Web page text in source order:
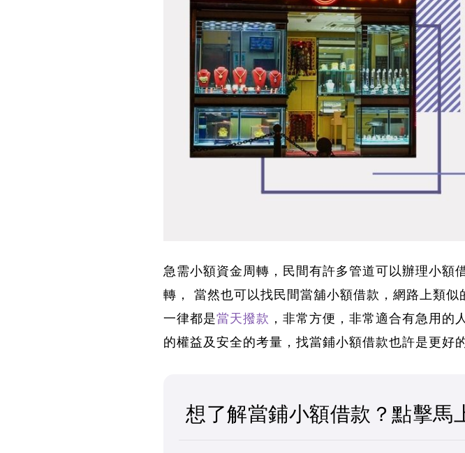
急需小額資金周轉，民間有許多管道可以辦理小額
轉， 當然也可以找民間當舖小額借款 ，網路上類
一律都是當天撥款 ，非常方便，非常適合有急用的
的權益及安全的考量， 找當鋪小額借款也許是更好
想了解當鋪小額借款？點擊馬